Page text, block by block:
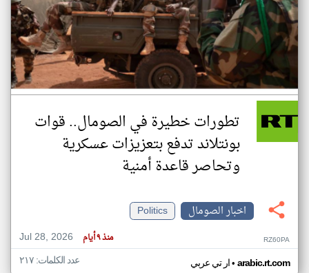
تطورات خطيرة في الصومال.. قوات
بونتلاند تدفع بتعزيزات عسكرية
وتحاصر قاعدة أمنية
اخبار الصومال
Politics
Jul 28, 2026
منذ ٩ أيام RZ60PA
ار تي عربي• arabic.rt.com عدد الكلمات: ٢١٧